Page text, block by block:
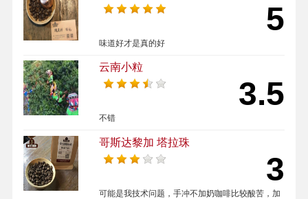
5
味道好才是真的好
云南小粒
3.5
不错
哥斯达黎加 塔拉珠
3
可能是我技术问题，手冲不加奶咖啡比较酸苦，加